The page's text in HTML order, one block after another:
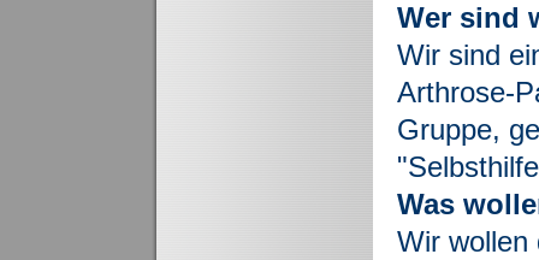
Wer sind
Wir sind
Arthrose-
Gruppe,
Was
Wir wollen